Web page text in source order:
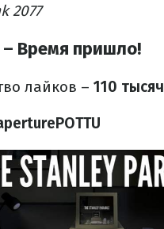
2077
– Время пришло!
лайков – 110 тысяч